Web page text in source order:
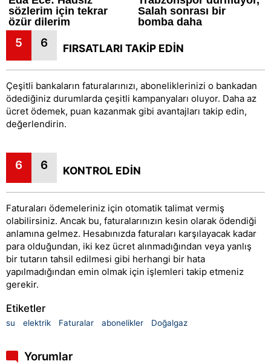
5 6 FIRSATLARI TAKİP EDİN
Çeşitli bankaların faturalarınızı, aboneliklerinizi o bankadan
ödediğiniz durumlarda çeşitli kampanyaları oluyor. Daha az
ücret ödemek, puan kazanmak gibi avantajları takip edin,
değerlendirin.
6 6 KONTROL EDİN
Faturaları ödemeleriniz için otomatik talimat vermiş
olabilirsiniz. Ancak bu, faturalarınızın kesin olarak ödendiği
anlamına gelmez. Hesabınızda faturaları karşılayacak kadar
para olduğundan, iki kez ücret alınmadığından veya yanlış
bir tutarın tahsil edilmesi gibi herhangi bir hata
yapılmadığından emin olmak için işlemleri takip etmeniz
gerekir.
Etiketler
su elektrik Faturalar abonelikler Doğalgaz
Yorumlar